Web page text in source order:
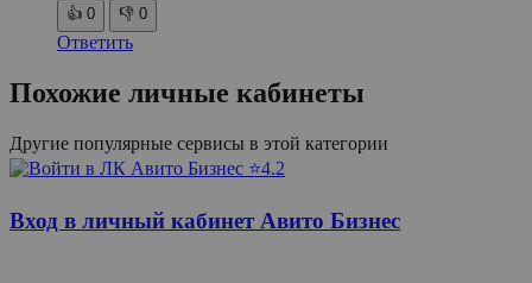
👍 0 👎 0
Ответить
Похожие личные кабинеты
Другие популярные сервисы в этой категории
⭐4.2
Вход в личный кабинет Авито Бизнес